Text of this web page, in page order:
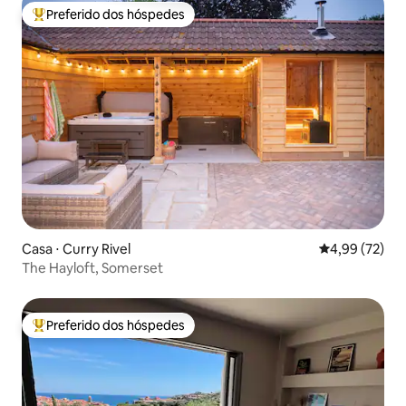
Entre os melhores preferidos dos hóspedes
Preferido dos hóspedes
Casa ⋅ Curry Rivel 4,99 de uma
4,99 (72)
The Hayloft, Somerset
Entre os melhores preferidos dos hóspedes
Preferido dos hóspedes